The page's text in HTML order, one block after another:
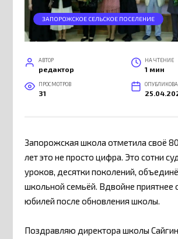
ЗАПОРОЖСКОЕ СЕЛЬСКОЕ ПОСЕЛЕНИЕ
АВТОР
редактор
НА ЧТЕНИЕ
1 мин
ПРОСМОТРОВ
31
Запорожская школа отметила своё
лет это не просто цифра. Это сотни
уроков, десятки поколений,
школьной семьёй. Вдвойне приятнее
юбилей после обновления школы.
Поздравляю директора школы